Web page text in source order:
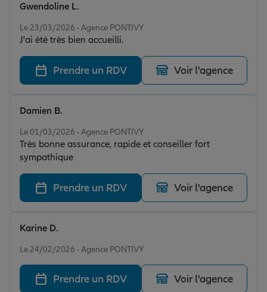
Le 23/03/2026 - Agence PONTIVY
J'ai été très bien accueilli.
Gwendoline L.
Prendre un RDV Voir l'agence
Le 01/03/2026 - Agence PONTIVY
Très bonne assurance, rapide et conseiller fort
sympathique
Damien B.
Prendre un RDV Voir l'agence
Le 24/02/2026 - Agence PONTIVY
Karine D.
Prendre un RDV Voir l'agence